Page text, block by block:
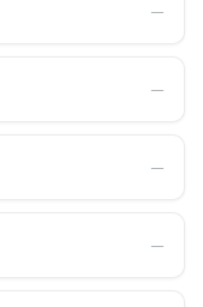
―
―
―
―